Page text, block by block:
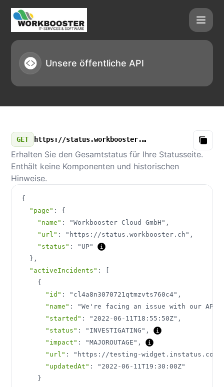
Workbooster Cloud GmbH - Unsere öffentliche API
Unsere öffentliche API
GET https://status.workbooster.ch/v3/summary.json
Copy
Erhalten Sie den Gesamtstatus für Ihre Statusseite.
Enthält keine Komponenten und historischen
Hinweise.
{
"page" :
{
"name" : "Workbooster Cloud GmbH" ,
"url" : "https://status.workbooster.ch" ,
"status" :
"UP"
} ,
"activeIncidents" :
{
"id" : "cl4a8n3070721qtmzvts760c4" ,
"name" : "We're facing an issue with our API"
"started" : "2022-06-11T18:55:50Z" ,
"status" : "INVESTIGATING" ,
"impact" : "MAJOROUTAGE" ,
"url" :
"https://testing-widget.instatus.com/
"updatedAt" :
"2022-06-11T19:30:00Z"
}